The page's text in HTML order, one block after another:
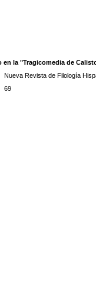
la "Tragicomedia de
Nueva Revista de Filología
69